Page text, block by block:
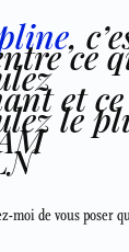
,
ce
et
le
moi de vous poser